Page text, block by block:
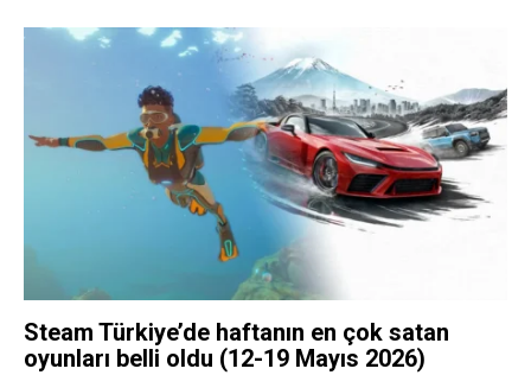
Steam Türkiye’de haftanın en çok satan
oyunları belli oldu (12-19 Mayıs 2026)